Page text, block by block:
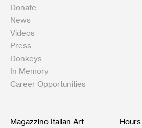
Donate
News
Videos
Press
Donkeys
In Memory
Career Opportunities
Magazzino Italian Art
Hours